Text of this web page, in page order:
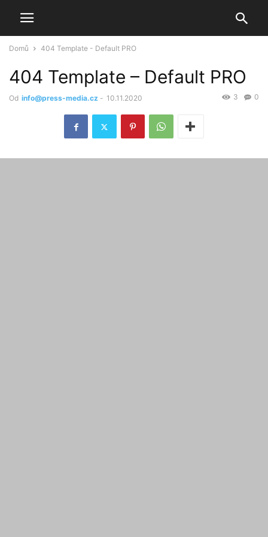
Domů 404 Template - Default PRO
404 Template – Default PRO
Od info@press-media.cz - 10.11.2020 0
3